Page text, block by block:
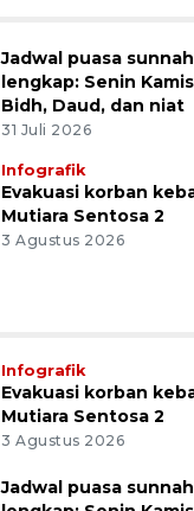
Jadwal puasa
lengkap: Senin
Bidh, Daud, dan niat
31 Juli 2026
Infografik
Evakuasi korban
Mutiara Sentosa 2
3 Agustus 2026
Infografik
Evakuasi korban
Mutiara Sentosa 2
3 Agustus 2026
Jadwal puasa